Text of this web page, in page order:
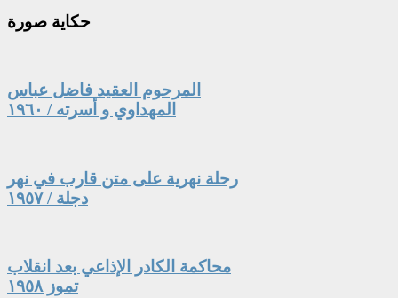
حكاية صورة
المرحوم العقيد فاضل عباس
المهداوي و أسرته / ١٩٦٠
رحلة نهرية على متن قارب في نهر
دجلة / ١٩٥٧
محاكمة الكادر الإذاعي بعد انقلاب
تموز ١٩٥٨